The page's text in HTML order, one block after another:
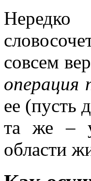
совсем
операция
ее (пусть
та же –
области